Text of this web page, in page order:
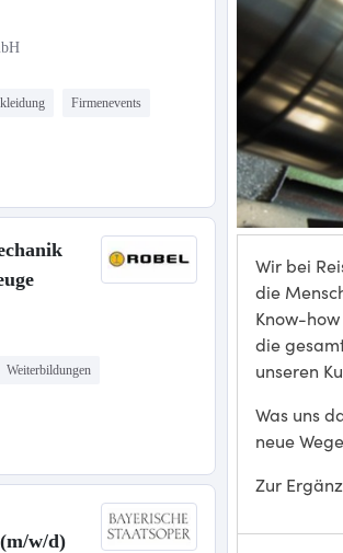
Firmenevents
Weiterbildungen
w/d)